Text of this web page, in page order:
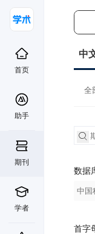
首页
助手
期刊
学者
中
全
数据
中国
首字